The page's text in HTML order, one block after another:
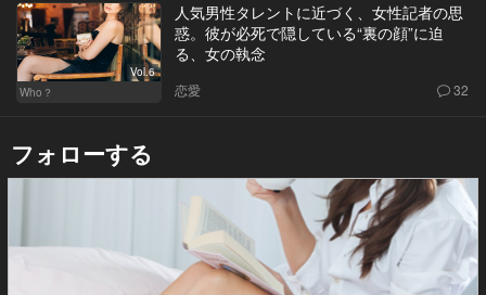
Vol.6
Who？
人気男性タレントに近づく、女性記者の思
惑。彼が必死で隠している“裏の顔”に迫
る、女の執念
恋愛 32
フォローする